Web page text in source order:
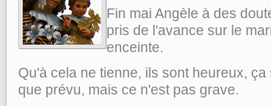
Fin mai Angèle à des
pris de l'avance sur le
enceinte.
Qu'à cela ne tienne, ils sont heureux,
que prévu, mais ce n'est pas grave.